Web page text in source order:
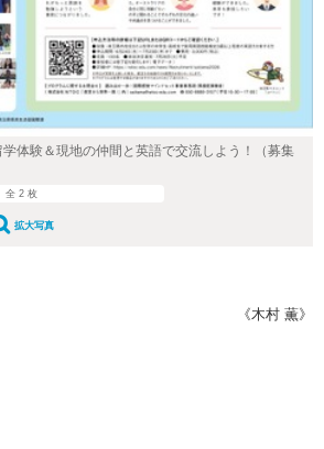
体験＆現地の仲間と英語で交流しよう！（募集
全 2 枚
拡大写真
《木村 薫》